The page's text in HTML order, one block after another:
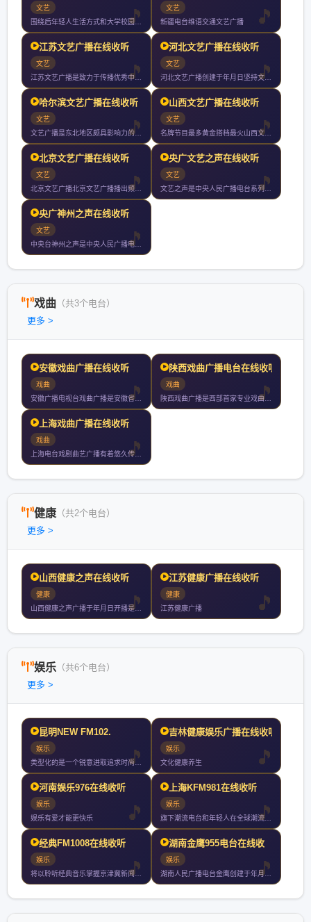
文艺
围绕后年轻人生活方式和大学校园学习生活的电台是注重实用信息分
文艺
新疆电台维语交通文艺广播
江苏文艺广播在线收听
文艺
江苏文艺广播是致力于传播优秀中国文化的专业化文艺电台覆盖南京
河北文艺广播在线收听
文艺
河北文艺广播创建于年月日坚持文艺视野开掘传统经典关注时尚流行
哈尔滨文艺广播在线收听
文艺
文艺广播是东北地区颇具影响力的广播频率之一收听范围覆盖黑龙江
山西文艺广播在线收听
文艺
名牌节目最多黄金搭档最火山西文艺广播成立于年月日开播年山西文
北京文艺广播在线收听
文艺
北京文艺广播北京文艺广播播出频率创建于年月日覆盖北京市全部城
央广文艺之声在线收听
文艺
文艺之声是中央人民广播电台系列频率之第九套节目年年中央人民广
央广神州之声在线收听
文艺
中央台神州之声是中央人民广播电台专门为台湾及海外听众服务的两
戏曲 （共3个电台）
更多 >
安徽戏曲广播在线收听
戏曲
安徽广播电视台戏曲广播是安徽省第一家专业戏曲广播电台于年月日
陕西戏曲广播电台在线收听
戏曲
陕西戏曲广播是西部首家专业戏曲广播弘扬秦腔为主的戏曲文化用当
上海戏曲广播在线收听
戏曲
上海电台戏剧曲艺广播有着悠久传统一向执着于弘扬戏曲艺术戏剧曲
健康 （共2个电台）
更多 >
山西健康之声在线收听
健康
山西健康之声广播于年月日开播是全国首家医疗卫生专业广播全天播
江苏健康广播在线收听
健康
江苏健康广播
娱乐 （共6个电台）
更多 >
昆明NEW FM102.
娱乐
类型化的是一个锐意进取追求时尚品质的广播频率是昆明地区最具影
吉林健康娱乐广播在线收听
娱乐
文化健康养生
河南娱乐976在线收听
娱乐
娱乐有爱才能更快乐
上海KFM981在线收听
娱乐
旗下潮流电台和年轻人在全球潮流文化里冲浪玩乐微博微信
经典FM1008在线收听
娱乐
将以聆听经典音乐掌握京津冀新闻动态为宗旨经典广播从广播出发融
湖南金鹰955电台在线收
娱乐
湖南人民广播电台金鹰创建于年月日是全国第一家由电视台湖南经视